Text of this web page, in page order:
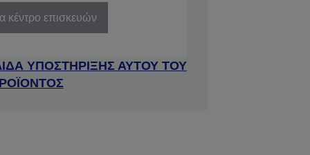
κέντρο επισκευών
ΥΠΟΣΤΗΡΙΞΗΣ ΑΥΤΟΥ ΤΟΥ